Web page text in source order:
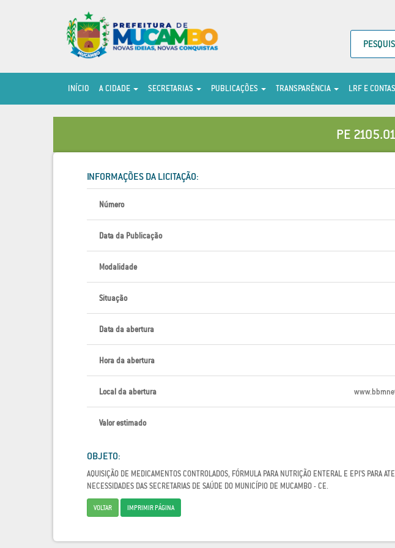
INÍCIO A CIDADE SECRETARIAS PUBLICAÇÕES TRANSPARÊNCIA LRF E
PE
INFORMAÇÕES DA LICITAÇÃO:
Número
Data da Publicação
Modalidade
Situação
Data da abertura
Hora da abertura
Local da abertura
Valor estimado
OBJETO:
AQUISIÇÃO DE MEDICAMENTOS CONTROLADOS, FÓRMULA PARA NUTRIÇÃO ENTERAL E EPI'S PARA
NECESSIDADES DAS SECRETARIAS DE SAÚDE DO MUNICÍPIO DE MUCAMBO - CE.
VOLTAR IMPRIMIR PÁGINA